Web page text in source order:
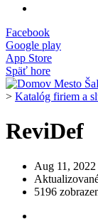
Facebook
Google play
App Store
Späť hore
> Katalóg firiem a
ReviDef
Aug 11, 2022
5196